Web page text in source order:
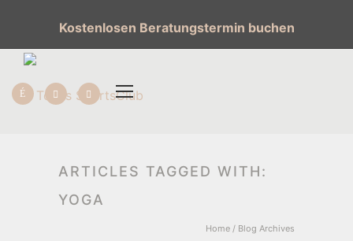
Kostenlosen Beratungstermin buchen
ARTICLES TAGGED WITH:
YOGA
Home / Blog Archives